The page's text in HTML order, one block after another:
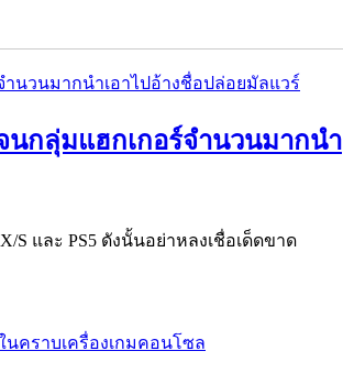
นกลุ่มแฮกเกอร์จำนวนมากนำ
S และ PS5 ดังนั้นอย่าหลงเชื่อเด็ดขาด